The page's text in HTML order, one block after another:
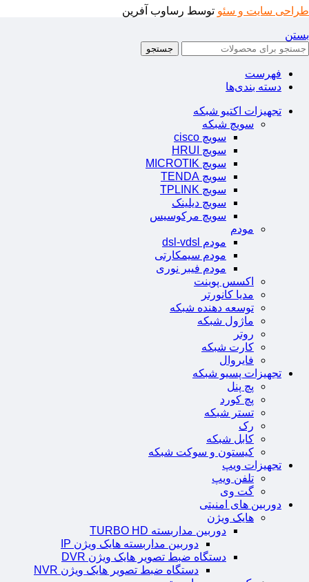
طراحی سایت و سئو توسط رساوب آفرین
بستن
جستجو
فهرست
دسته بندی‌ها
تجهیزات اکتیو شبکه
سویچ شبکه
سویچ cisco
سویچ HRUI
سویچ MICROTIK
سویچ TENDA
سویچ TPLINK
سویچ دیلینک
سویچ مرکوسیس
مودم
مودم dsl-vdsl
مودم سیمکارتی
مودم فیبر نوری
اکسس پوینت
مدیا کانورتر
توسعه دهنده شبکه
ماژول شبکه
روتر
کارت شبکه
فایروال
تجهیزات پسیو شبکه
پچ پنل
پچ کورد
تستر شبکه
رک
کابل شبکه
کیستون و سوکت شبکه
تجهیزات ویپ
تلفن ویپ
گت وی
دوربین های امنیتی
هایک ویژن
دوربین مداربسته TURBO HD
دوربین مداربسته هایک ویژن IP
دستگاه ضبط تصویر هایک ویژن DVR
دستگاه ضبط تصویر هایک ویژن NVR